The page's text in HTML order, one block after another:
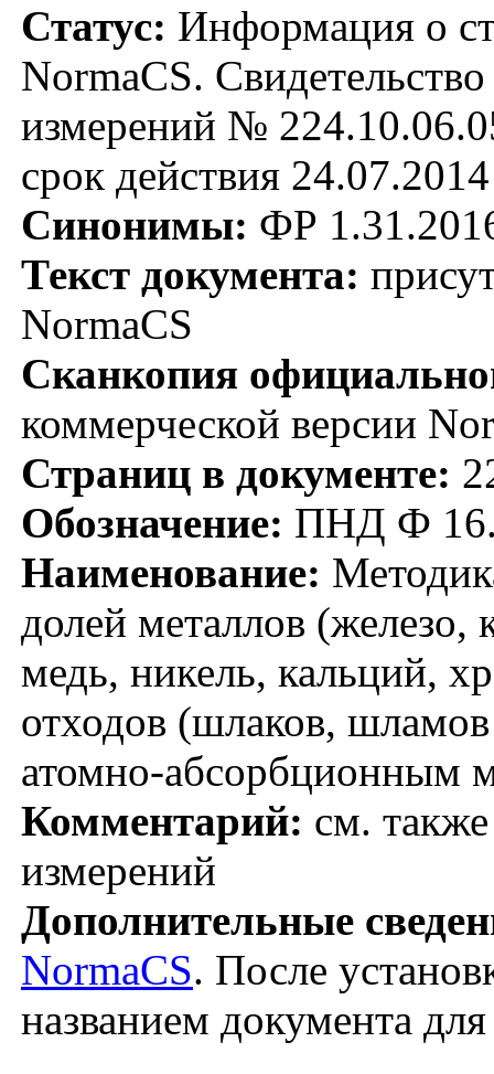
Статус: Информация о
NormaCS.
измерений №
срок действия
Синонимы: ФР
Текст документа:
NormaCS
Сканкопия
коммерческой версии
Страниц в документе:
Обозначение: ПНД Ф
Наименование:
долей металлов
медь, никель, кальций,
отходов (шлаков, шламов
атомно-абсорбционным
Комментарий: см.
измерений
Дополнительные
NormaCS. После
названием документа